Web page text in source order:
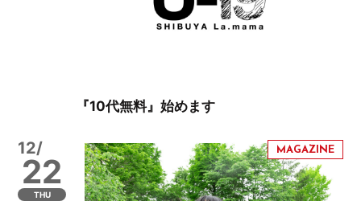
『10代無料』始めます
12/
22
THU